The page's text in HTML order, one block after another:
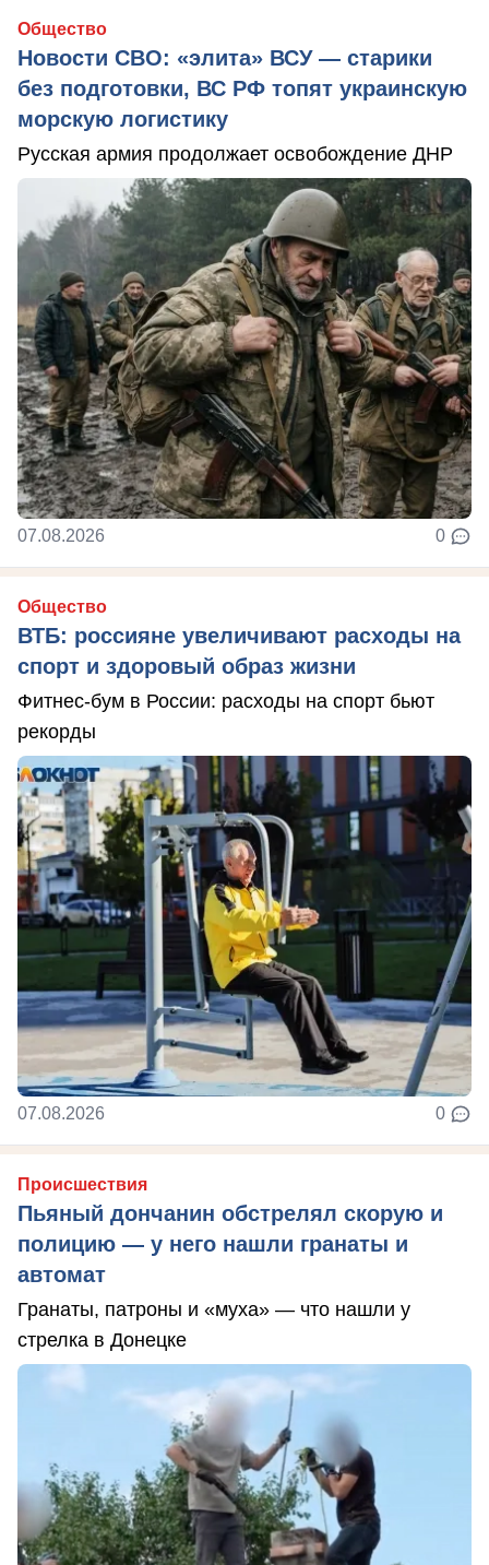
Общество
Новости СВО: «элита» ВСУ — старики
без подготовки, ВС РФ топят украинскую
морскую логистику
Русская армия продолжает освобождение ДНР
07.08.2026 0
Общество
ВТБ: россияне увеличивают расходы на
спорт и здоровый образ жизни
Фитнес-бум в России: расходы на спорт бьют
рекорды
07.08.2026 0
Происшествия
Пьяный дончанин обстрелял скорую и
полицию — у него нашли гранаты и
автомат
Гранаты, патроны и «муха» — что нашли у
стрелка в Донецке